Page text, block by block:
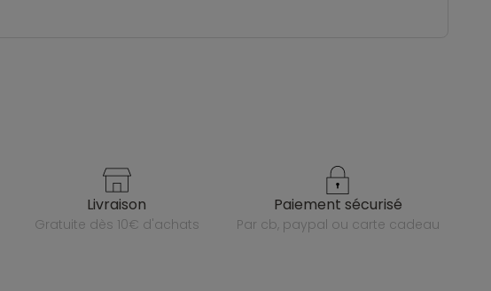
livraison
gratuite dès 10€ d'achats
paiement sécurisé
par cb, paypal ou carte cadeau